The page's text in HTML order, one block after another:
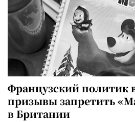
Французский политик
призывы запретить
в Британии